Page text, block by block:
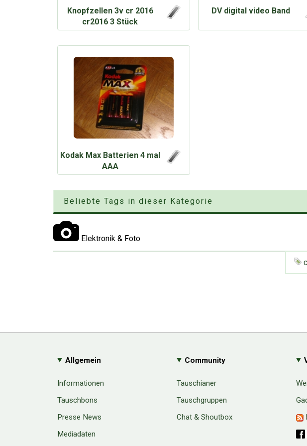
Knopfzellen 3v cr 2016
cr2016 3 Stück
DV digital video Band
Kodak Max Batterien 4 mal
AAA
Beliebte Tags in dieser Kategorie
Elektronik & Foto
Allgemein
Informationen
Tauschbons
Presse News
Mediadaten
Community
Tauschianer
Tauschgruppen
Chat & Shoutbox